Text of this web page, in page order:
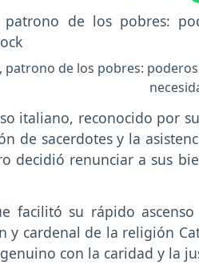
patrono de los pobres:
italiano, reconocido por
de sacerdotes y la
decidió renunciar a sus
facilitó su rápido
y cardenal de la religión
con la caridad y la